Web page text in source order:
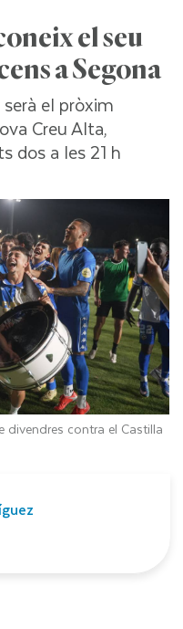
el seu
a Segona
el pròxim
Creu Alta,
dos a les 21 h
divendres contra el Castilla